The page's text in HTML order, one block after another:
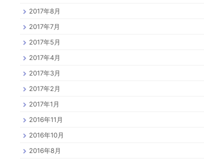
2017年8月
2017年7月
2017年5月
2017年4月
2017年3月
2017年2月
2017年1月
2016年11月
2016年10月
2016年8月